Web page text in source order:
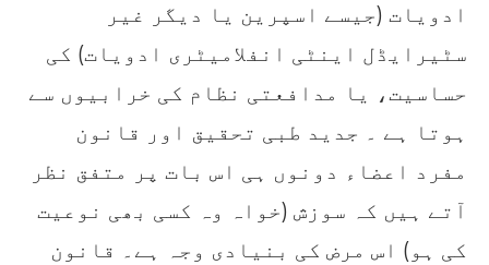
ادویات (جیسے اسپرین یا دیگر غیر
سٹیرایڈل اینٹی انفلامیٹری ادویات) کی
حساسیت، یا مدافعتی نظام کی خرابیوں سے
ہوتا ہے ۔ جدید طبی تحقیق اور قانون
مفرد اعضاء دونوں ہی اس بات پر متفق نظر
آتے ہیں کہ سوزش (خواہ وہ کسی بھی نوعیت
کی ہو) اس مرض کی بنیادی وجہ ہے۔ قانون